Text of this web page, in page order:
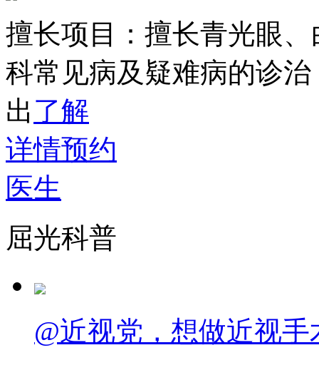
擅长项目： 擅长青光眼
科常见病及疑难病的诊
出 了解
详情预约
医生
屈光科普
@近视党，想做近视